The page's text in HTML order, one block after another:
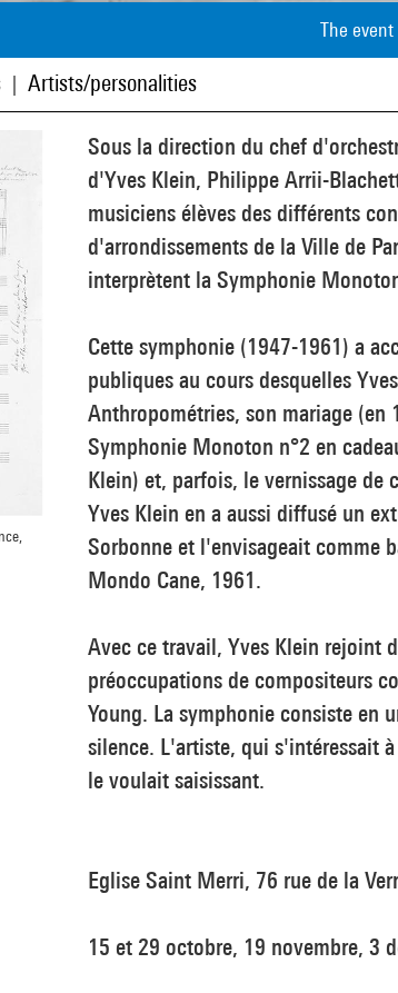
The event
Artists/personalities
Sous la direction du chef
d'Yves Klein, Philippe Arrii-
musiciens élèves des différents
d'arrondissements de la Ville de
interprètent la Symphonie
Cette symphonie (1947-1961) a
publiques au cours desquelles
Anthropométries, son mariage (en
Symphonie Monoton n°2 en
Klein) et, parfois, le vernissage de
Yves Klein en a aussi diffusé un
Sorbonne et l'envisageait comme
Mondo Cane, 1961.
Avec ce travail, Yves Klein rejoint
préoccupations de compositeurs
Young. La symphonie consiste en
silence. L'artiste, qui s'intéressait
le voulait saisissant.
Eglise Saint Merri, 76 rue de la
15 et 29 octobre, 19 novembre, 3